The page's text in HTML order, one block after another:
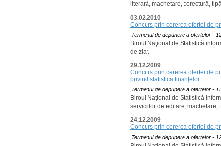
literară, machetare, corectură,
03.02.2010
Concurs prin cererea ofertei de
Termenul de depunere a ofertelor -
Biroul Naţional de Statistică
de ziar.
29.12.2009
Concurs prin cererea ofertei de
privind statistica finanţelor
Termenul de depunere a ofertelor -
Biroul Naţional de Statistică
serviciilor de editare, machetare,
24.12.2009
Concurs prin cererea ofertei de
Termenul de depunere a ofertelor -